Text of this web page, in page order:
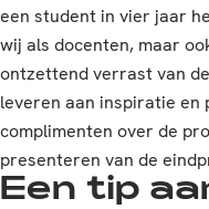
een student in vier jaar
wij als docenten, maar
ontzettend verrast van
leveren aan inspiratie
complimenten over de
presenteren van de
Een tip